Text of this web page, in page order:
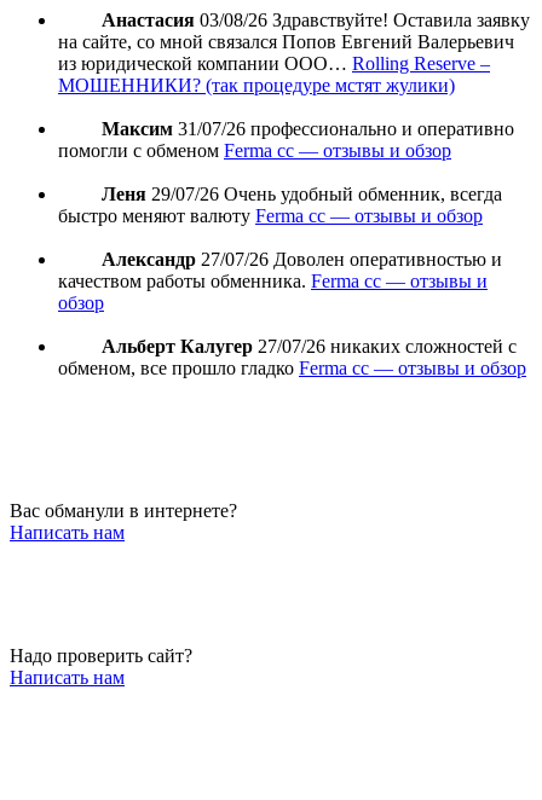
Анастасия 03/08/26 Здравствуйте! Оставила заявку
на сайте, со мной связался Попов Евгений Валерьевич
из юридической компании ООО… Rolling Reserve –
МОШЕННИКИ? (так процедуре мстят жулики)
Максим 31/07/26 профессионально и оперативно
помогли с обменом Ferma cc — отзывы и обзор
Леня 29/07/26 Очень удобный обменник, всегда
быстро меняют валюту Ferma cc — отзывы и обзор
Александр 27/07/26 Доволен оперативностью и
качеством работы обменника. Ferma cc — отзывы и
обзор
Альберт Калугер 27/07/26 никаких сложностей с
обменом, все прошло гладко Ferma cc — отзывы и обзор
Вас обманули в интернете?
Написать нам
Надо проверить сайт?
Написать нам